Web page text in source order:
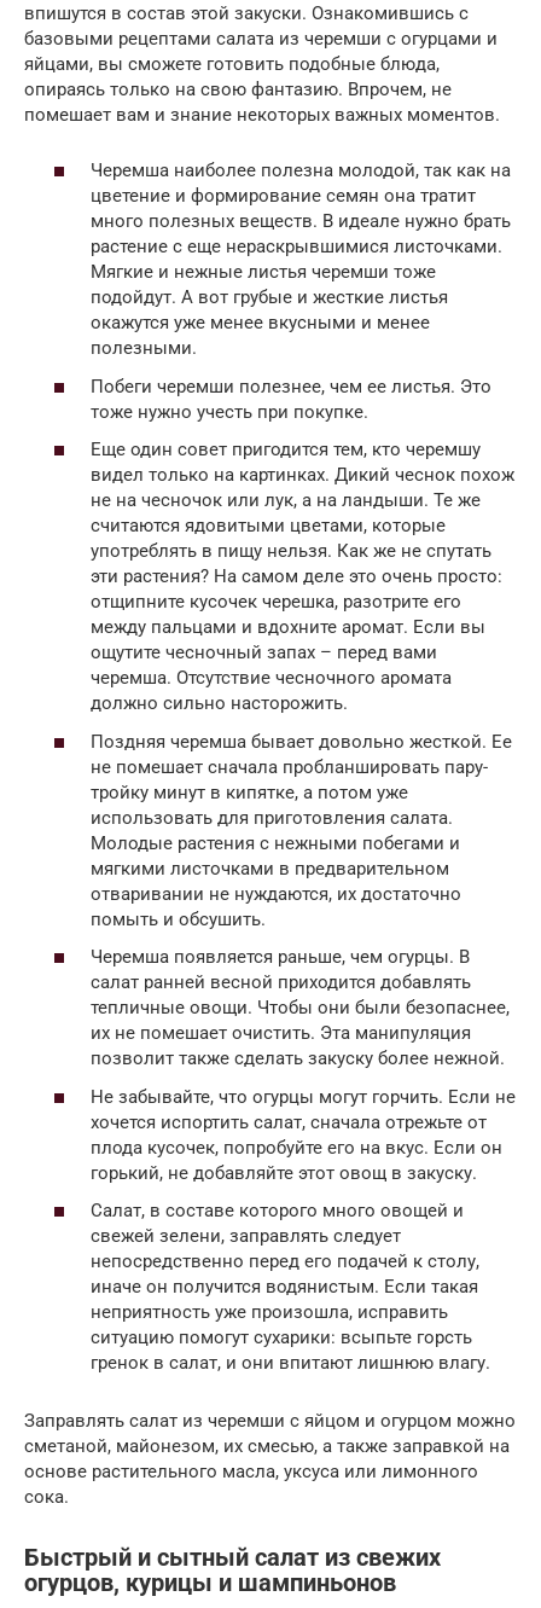
впишутся в состав этой закуски. Ознакомившись с
базовыми рецептами салата из черемши с огурцами и
яйцами, вы сможете готовить подобные блюда,
опираясь только на свою фантазию. Впрочем, не
помешает вам и знание некоторых важных моментов.
Черемша наиболее полезна молодой, так как на
цветение и формирование семян она тратит
много полезных веществ. В идеале нужно брать
растение с еще нераскрывшимися листочками.
Мягкие и нежные листья черемши тоже
подойдут. А вот грубые и жесткие листья
окажутся уже менее вкусными и менее
полезными.
Побеги черемши полезнее, чем ее листья. Это
тоже нужно учесть при покупке.
Еще один совет пригодится тем, кто черемшу
видел только на картинках. Дикий чеснок похож
не на чесночок или лук, а на ландыши. Те же
считаются ядовитыми цветами, которые
употреблять в пищу нельзя. Как же не спутать
эти растения? На самом деле это очень просто:
отщипните кусочек черешка, разотрите его
между пальцами и вдохните аромат. Если вы
ощутите чесночный запах – перед вами
черемша. Отсутствие чесночного аромата
должно сильно насторожить.
Поздняя черемша бывает довольно жесткой. Ее
не помешает сначала пробланшировать пару-
тройку минут в кипятке, а потом уже
использовать для приготовления салата.
Молодые растения с нежными побегами и
мягкими листочками в предварительном
отваривании не нуждаются, их достаточно
помыть и обсушить.
Черемша появляется раньше, чем огурцы. В
салат ранней весной приходится добавлять
тепличные овощи. Чтобы они были безопаснее,
их не помешает очистить. Эта манипуляция
позволит также сделать закуску более нежной.
Не забывайте, что огурцы могут горчить. Если не
хочется испортить салат, сначала отрежьте от
плода кусочек, попробуйте его на вкус. Если он
горький, не добавляйте этот овощ в закуску.
Салат, в составе которого много овощей и
свежей зелени, заправлять следует
непосредственно перед его подачей к столу,
иначе он получится водянистым. Если такая
неприятность уже произошла, исправить
ситуацию помогут сухарики: всыпьте горсть
гренок в салат, и они впитают лишнюю влагу.
Заправлять салат из черемши с яйцом и огурцом можно
сметаной, майонезом, их смесью, а также заправкой на
основе растительного масла, уксуса или лимонного
сока.
Быстрый и сытный салат из свежих
огурцов, курицы и шампиньонов